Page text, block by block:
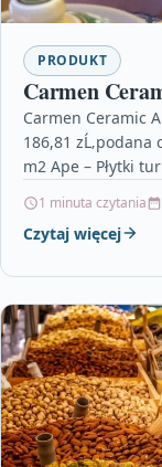
PRODUKT
Carmen
Carmen Ceramic
186,81
m2 Ape – Płytki
1 minuta czytania
Czytaj więcej